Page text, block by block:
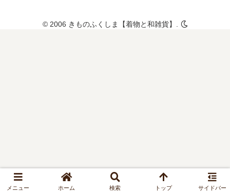
© 2006 きものふくしま【着物と和雑貨】.
メニュー ホーム 検索 トップ サイドバー